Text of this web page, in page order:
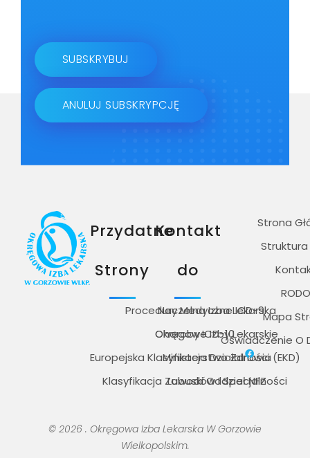
Przydatne
Strony
Procedury Medyczne ICD-9
Choroby ICD-10
Europejska Klasyfikacja Działalności (EKD)
Klasyfikacja Zawodów I Specjalności
Kontakt
do
Naczelna Izba Lekarska
Okręgowe Izby Lekarskie
Ministerstwo Zdrowia
Lubuski Oddział NFZ
Strona
Struktura
RODO
Mapa
Oświadczenie O
© 2026 . Okręgowa Izba Lekarska W Gorzowie
Wielkopolskim.